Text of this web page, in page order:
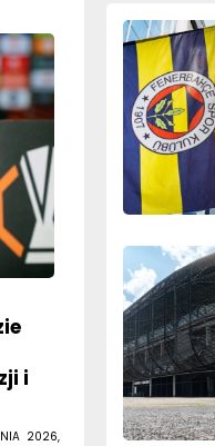
i
2026,